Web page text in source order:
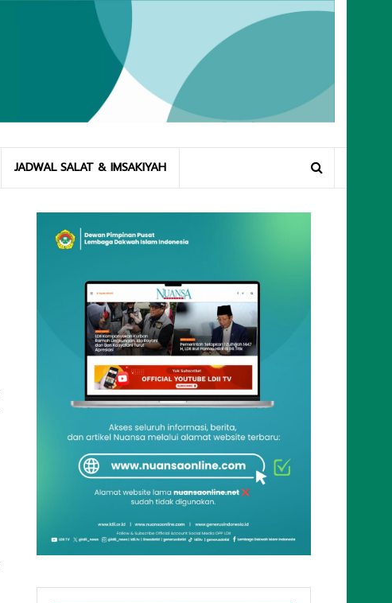
JADWAL SALAT & IMSAKIYAH